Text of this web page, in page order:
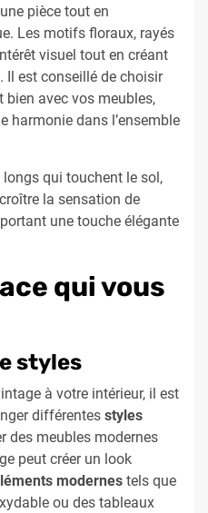
pièce tout en
Les motifs floraux, rayés
visuel tout en créant
Il est conseillé de choisir
bien avec vos meubles,
harmonie dans l’ensemble
qui touchent le sol,
la sensation de
une touche élégante
qui vous
styles
à votre intérieur, il est
différentes styles
des meubles modernes
peut créer un look
modernes tels que
ou des tableaux